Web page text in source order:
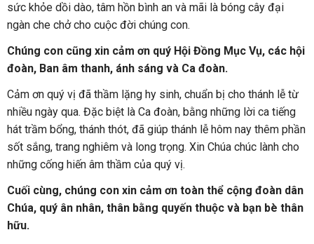
sức khỏe dồi dào, tâm hồn bình an và mãi là bóng cây đại
ngàn che chở cho cuộc đời chúng con.
Chúng con cũng xin cảm ơn quý Hội Đồng Mục Vụ, các hội
đoàn, Ban âm thanh, ánh sáng và Ca đoàn.
Cảm ơn quý vị đã thầm lặng hy sinh, chuẩn bị cho thánh lễ từ
nhiều ngày qua. Đặc biệt là Ca đoàn, bằng những lời ca tiếng
hát trầm bổng, thánh thót, đã giúp thánh lễ hôm nay thêm phần
sốt sắng, trang nghiêm và long trọng. Xin Chúa chúc lành cho
những cống hiến âm thầm của quý vị.
Cuối cùng, chúng con xin cảm ơn toàn thể cộng đoàn dân
Chúa, quý ân nhân, thân bằng quyến thuộc và bạn bè thân
hữu.